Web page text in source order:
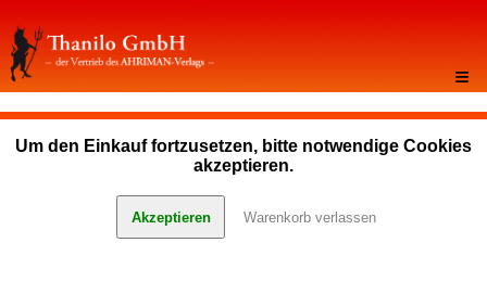
≡
Um den Einkauf fortzusetzen, bitte notwendige Cookies
akzeptieren.
Akzeptieren Warenkorb verlassen